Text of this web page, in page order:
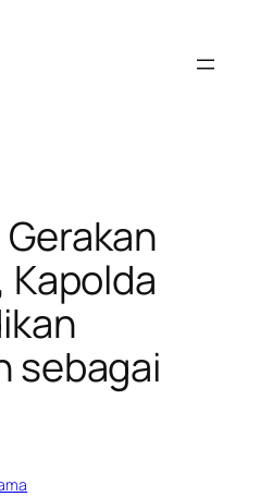
Kapolda
sebagai